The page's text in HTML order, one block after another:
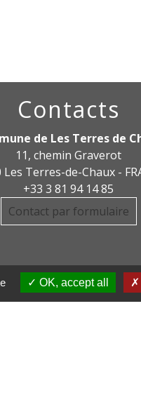
Contacts
de Les Terres de
11, chemin Graverot
Les Terres-de-Chaux -
+33 3 81 94 14 85
Contact par formulaire
OK, accept all